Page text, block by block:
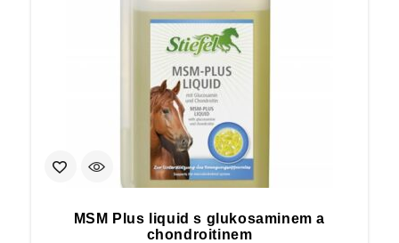
MSM Plus liquid s glukosaminem a
chondroitinem